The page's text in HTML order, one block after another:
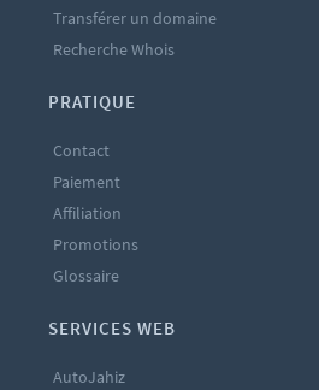
Transférer un domaine
Recherche Whois
PRATIQUE
Contact
Paiement
Affiliation
Promotions
Glossaire
SERVICES WEB
AutoJahiz